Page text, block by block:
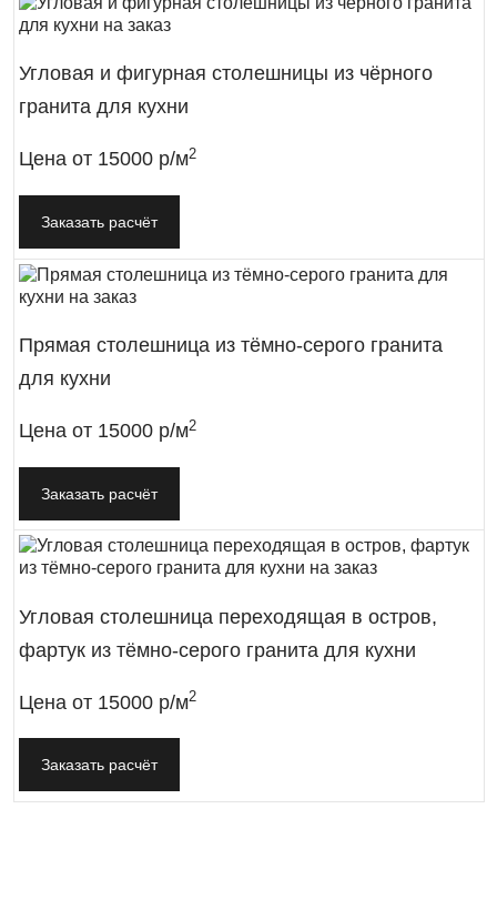
Угловая и фигурная столешницы из чёрного
гранита для кухни
Цена от 15000 р/м2
Заказать расчёт
Прямая столешница из тёмно-серого гранита
для кухни
Цена от 15000 р/м2
Заказать расчёт
Угловая столешница переходящая в остров,
фартук из тёмно-серого гранита для кухни
Цена от 15000 р/м2
Заказать расчёт